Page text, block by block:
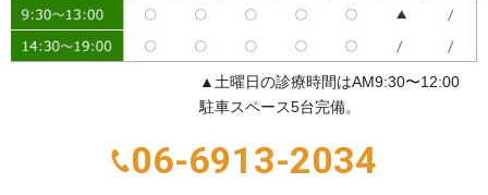
▲土曜日の診療時間はAM9:30〜12:00
駐車スペース5台完備。
06-6913-2034